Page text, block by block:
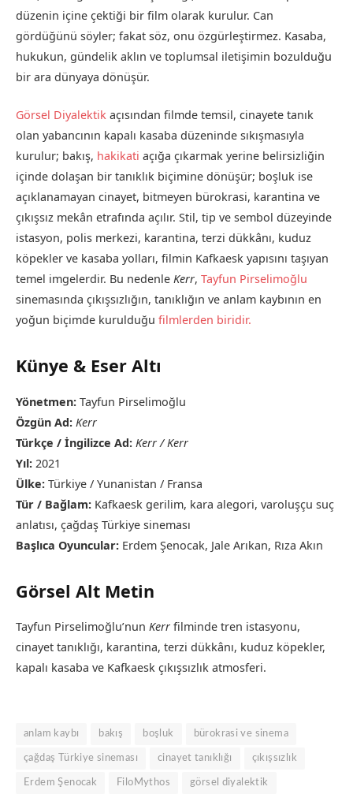
düzenin içine çektiği bir film olarak kurulur. Can
gördüğünü söyler; fakat söz, onu özgürleştirmez. Kasaba,
hukukun, gündelik aklın ve toplumsal iletişimin bozulduğu
bir ara dünyaya dönüşür.
Görsel Diyalektik açısından filmde temsil, cinayete tanık
olan yabancının kapalı kasaba düzeninde sıkışmasıyla
kurulur; bakış, hakikati açığa çıkarmak yerine belirsizliğin
içinde dolaşan bir tanıklık biçimine dönüşür; boşluk ise
açıklanamayan cinayet, bitmeyen bürokrasi, karantina ve
çıkışsız mekân etrafında açılır. Stil, tip ve sembol düzeyinde
istasyon, polis merkezi, karantina, terzi dükkânı, kuduz
köpekler ve kasaba yolları, filmin Kafkaesk yapısını taşıyan
temel imgelerdir. Bu nedenle Kerr, Tayfun Pirselimoğlu
sinemasında çıkışsızlığın, tanıklığın ve anlam kaybının en
yoğun biçimde kurulduğu filmlerden biridir.
Künye & Eser Altı
Yönetmen: Tayfun Pirselimoğlu
Özgün Ad: Kerr
Türkçe / İngilizce Ad: Kerr / Kerr
Yıl: 2021
Ülke: Türkiye / Yunanistan / Fransa
Tür / Bağlam: Kafkaesk gerilim, kara alegori, varoluşçu suç
anlatısı, çağdaş Türkiye sineması
Başlıca Oyuncular: Erdem Şenocak, Jale Arıkan, Rıza Akın
Görsel Alt Metin
Tayfun Pirselimoğlu’nun Kerr filminde tren istasyonu,
cinayet tanıklığı, karantina, terzi dükkânı, kuduz köpekler,
kapalı kasaba ve Kafkaesk çıkışsızlık atmosferi.
anlam kaybı bakış boşluk bürokrasi ve sinema
çağdaş Türkiye sineması cinayet tanıklığı çıkışsızlık
Erdem Şenocak FiloMythos görsel diyalektik